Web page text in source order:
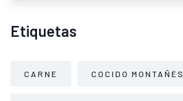
Etiquetas
CARNE COCIDO MONTAÑÉS